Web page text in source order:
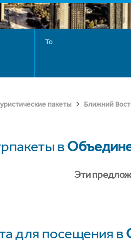
To
пакеты Ближний
в
Эти
для посещения в